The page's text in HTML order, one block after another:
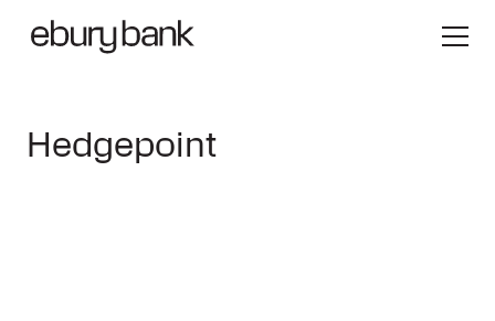
Hedgepoint